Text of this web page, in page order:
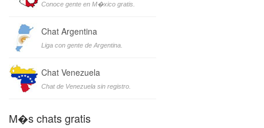
Conoce gente en M�xico gratis.
Chat Argentina
Liga con gente de Argentina.
Chat Venezuela
Chat de Venezuela sin registro.
M�s chats gratis